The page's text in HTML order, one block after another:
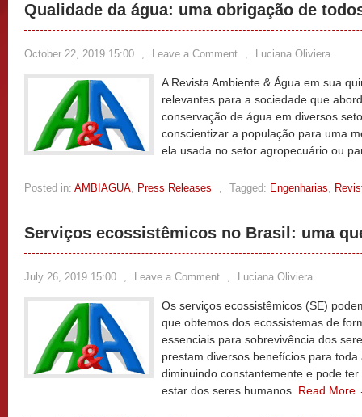
Qualidade da água: uma obrigação de
October 22, 2019 15:00 , Leave a Comment , Luciana Oliviera
A Revista Ambiente & Água em sua
relevantes para a sociedade que
conservação de água em diversos
conscientizar a população para uma
ela usada no setor agropecuário ou
Posted in: AMBIAGUA, Press Releases , Tagged: Engenharias,
Serviços ecossistêmicos no Brasil: uma
July 26, 2019 15:00 , Leave a Comment , Luciana Oliviera
Os serviços ecossistêmicos (SE)
que obtemos dos ecossistemas de
essenciais para sobrevivência dos
prestam diversos benefícios para
diminuindo constantemente e pode
estar dos seres humanos. Read More